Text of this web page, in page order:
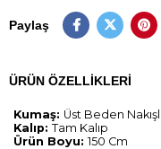
Paylaş
ÜRÜN ÖZELLIKLERI
Kumaş: Üst Beden
Kalıp: Tam Kalıp
Ürün Boyu: 150 Cm